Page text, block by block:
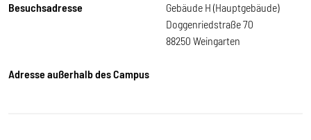
Besuchsadresse
Gebäude H (Hauptgebäude)
Doggenriedstraße 70
88250 Weingarten
Adresse außerhalb des Campus